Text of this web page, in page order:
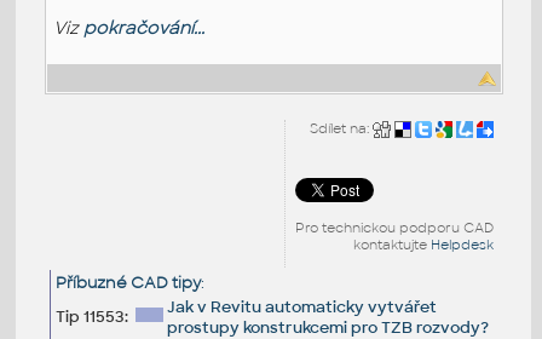
Viz pokračování...
Sdílet na:
Pro technickou podporu CAD
kontaktujte Helpdesk
Příbuzné CAD tipy:
Tip 11553:
Jak v Revitu automaticky vytvářet
prostupy konstrukcemi pro TZB rozvody?